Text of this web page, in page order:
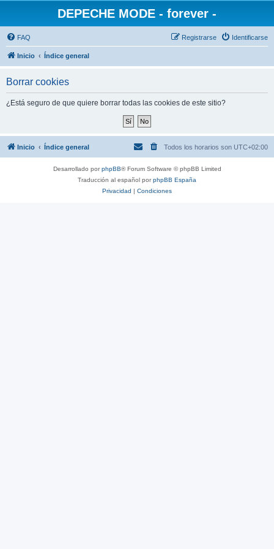
DEPECHE MODE - forever -
FAQ Identificarse
Registrarse
Inicio Índice general
Borrar cookies
¿Está seguro de que quiere borrar todas las cookies de este sitio?
Inicio Índice general Todos los horarios son UTC+02:00
Desarrollado porphpBB® Forum Software © phpBB Limited
Traducción al español porphpBB España
Privacidad | Condiciones